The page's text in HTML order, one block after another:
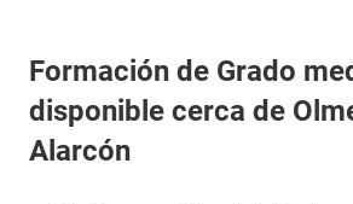
Formación de Grado
disponible cerca de
Alarcón